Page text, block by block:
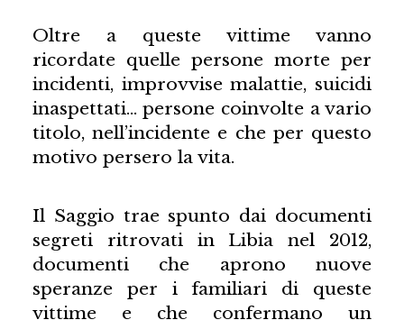
Oltre a queste vittime vanno
ricordate quelle persone morte per
incidenti, improvvise malattie, suicidi
inaspettati… persone coinvolte a vario
titolo, nell’incidente e che per questo
motivo persero la vita.
Il Saggio trae spunto dai documenti
segreti ritrovati in Libia nel 2012,
documenti che aprono nuove
speranze per i familiari di queste
vittime e che confermano un